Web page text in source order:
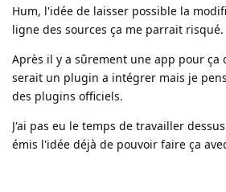
Hum, l'idée de laisser possible la
ligne des sources ça me parrait risqué.
Après il y a sûrement une app pour ça
serait un plugin a intégrer mais je
des plugins officiels.
J'ai pas eu le temps de travailler
émis l'idée déjà de pouvoir faire ça